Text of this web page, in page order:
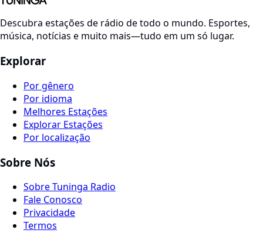
Descubra estações de rádio de todo o mundo. Esportes,
música, notícias e muito mais—tudo em um só lugar.
Explorar
Por gênero
Por idioma
Melhores Estações
Explorar Estações
Por localização
Sobre Nós
Sobre Tuninga Radio
Fale Conosco
Privacidade
Termos